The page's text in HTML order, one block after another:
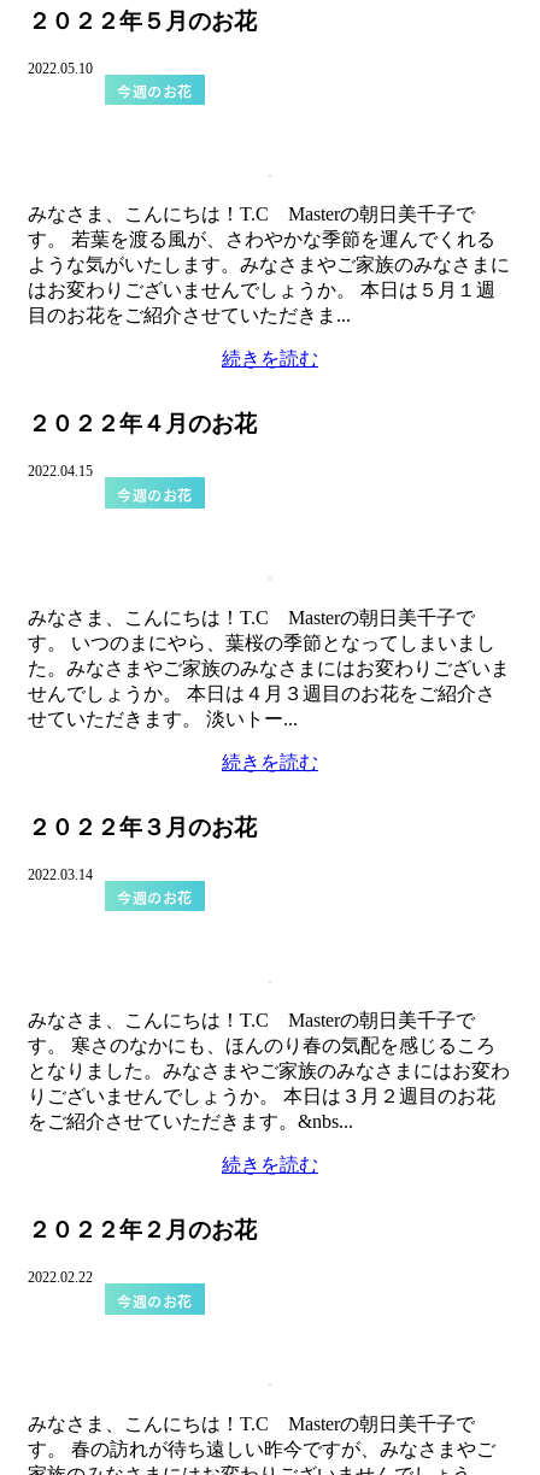
２０２２年５月のお花
2022.05.10
今週のお花
みなさま、こんにちは！T.C Masterの朝日美千子で
す。 若葉を渡る風が、さわやかな季節を運んでくれる
ような気がいたします。みなさまやご家族のみなさまに
はお変わりございませんでしょうか。 本日は５月１週
目のお花をご紹介させていただきま...
続きを読む
２０２２年４月のお花
2022.04.15
今週のお花
みなさま、こんにちは！T.C Masterの朝日美千子で
す。 いつのまにやら、葉桜の季節となってしまいまし
た。みなさまやご家族のみなさまにはお変わりございま
せんでしょうか。 本日は４月３週目のお花をご紹介さ
せていただきます。 淡いトー...
続きを読む
２０２２年３月のお花
2022.03.14
今週のお花
みなさま、こんにちは！T.C Masterの朝日美千子で
す。 寒さのなかにも、ほんのり春の気配を感じるころ
となりました。みなさまやご家族のみなさまにはお変わ
りございませんでしょうか。 本日は３月２週目のお花
をご紹介させていただきます。&nbs...
続きを読む
２０２２年２月のお花
2022.02.22
今週のお花
みなさま、こんにちは！T.C Masterの朝日美千子で
す。 春の訪れが待ち遠しい昨今ですが、みなさまやご